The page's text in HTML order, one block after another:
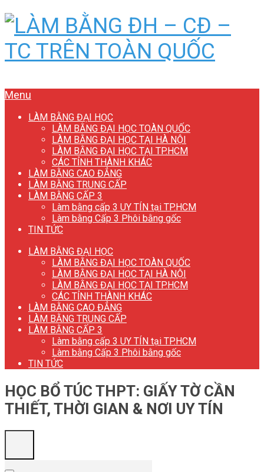
Menu
LÀM BẰNG ĐẠI HỌC
LÀM BẰNG ĐẠI HỌC TOÀN QUỐC
LÀM BẰNG ĐẠI HỌC TẠI HÀ NỘI
LÀM BẰNG ĐẠI HỌC TẠI TP.HCM
CÁC TỈNH THÀNH KHÁC
LÀM BẰNG CAO ĐẲNG
LÀM BẰNG TRUNG CẤP
LÀM BẰNG CẤP 3
Làm bằng cấp 3 UY TÍN tại TP.HCM
Làm bằng Cấp 3 Phôi bằng gốc
TIN TỨC
LÀM BẰNG ĐẠI HỌC
LÀM BẰNG ĐẠI HỌC TOÀN QUỐC
LÀM BẰNG ĐẠI HỌC TẠI HÀ NỘI
LÀM BẰNG ĐẠI HỌC TẠI TP.HCM
CÁC TỈNH THÀNH KHÁC
LÀM BẰNG CAO ĐẲNG
LÀM BẰNG TRUNG CẤP
LÀM BẰNG CẤP 3
Làm bằng cấp 3 UY TÍN tại TP.HCM
Làm bằng Cấp 3 Phôi bằng gốc
TIN TỨC
HỌC BỔ TÚC THPT: GIẤY TỜ CẦN
THIẾT, THỜI GIAN & NƠI UY TÍN